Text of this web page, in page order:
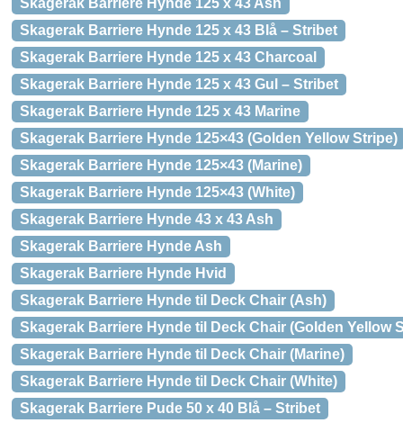
Skagerak Barriere Hynde 125 x 43 Ash
Skagerak Barriere Hynde 125 x 43 Blå – Stribet
Skagerak Barriere Hynde 125 x 43 Charcoal
Skagerak Barriere Hynde 125 x 43 Gul – Stribet
Skagerak Barriere Hynde 125 x 43 Marine
Skagerak Barriere Hynde 125×43 (Golden Yellow Stripe)
Skagerak Barriere Hynde 125×43 (Marine)
Skagerak Barriere Hynde 125×43 (White)
Skagerak Barriere Hynde 43 x 43 Ash
Skagerak Barriere Hynde Ash
Skagerak Barriere Hynde Hvid
Skagerak Barriere Hynde til Deck Chair (Ash)
Skagerak Barriere Hynde til Deck Chair (Golden Yellow
Skagerak Barriere Hynde til Deck Chair (Marine)
Skagerak Barriere Hynde til Deck Chair (White)
Skagerak Barriere Pude 50 x 40 Blå – Stribet